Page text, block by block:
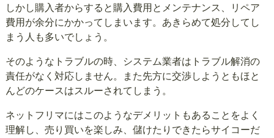
しかし購入者からすると購入費用とメンテナンス、リペア
費用が余分にかかってしまいます。あきらめて処分してし
まう人も多いでしょう。
そのようなトラブルの時、システム業者はトラブル解消の
責任がなく対応しません。また先方に交渉しようともほと
んどのケースはスルーされてしまう。
ネットフリマにはこのようなデメリットもあることをよく
理解し、売り買いを楽しみ、儲けたりできたらサイコーだ